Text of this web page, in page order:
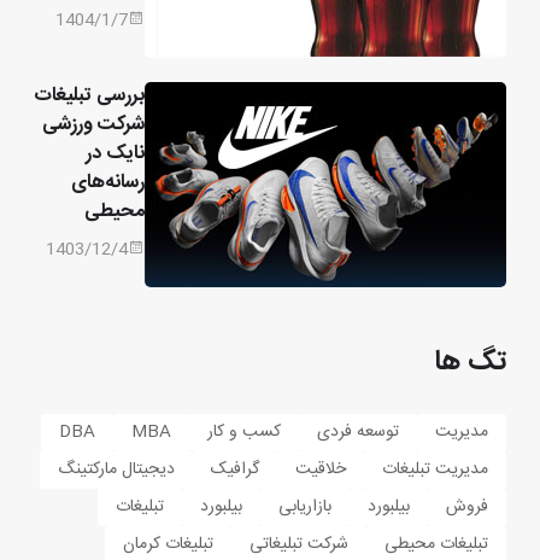
1404/1/7
بررسی تبلیغات
شرکت ورزشی
نایک در
رسانه‌های
محیطی
1403/12/4
تگ ها
مدیریت توسعه فردی کسب و کار MBA
DBA
مدیریت تبلیغات
خلاقیت گرافیک
دیجیتال مارکتینگ
فروش
بیلبورد بازاریابی بیلبورد
تبلیغات
تبلیغات محیطی
شرکت تبلیغاتی تبلیغات کرمان